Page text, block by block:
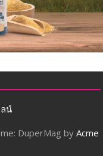
น์
DuperMag by Acme